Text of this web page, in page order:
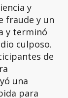
y
fraude y un
y terminó
culposo.
de
una
para